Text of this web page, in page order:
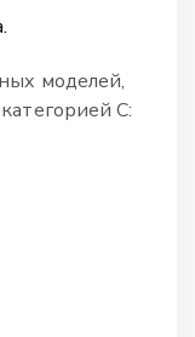
моделей,
C: